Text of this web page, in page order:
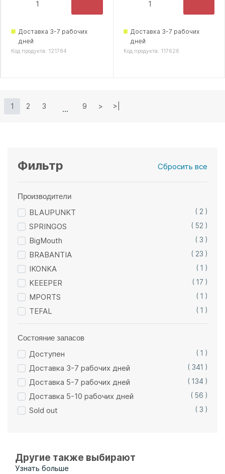
Фильтр Сбросить все
Производители
BLAUPUNKT ( 2 )
SPRINGOS ( 52 )
BigMouth ( 3 )
BRABANTIA ( 23 )
IKONKA ( 1 )
KEEEPER ( 17 )
MPORTS ( 1 )
TEFAL ( 1 )
Состояние запасов
Доступен ( 1 )
Доставка 3-7 рабочих дней ( 341 )
Доставка 5-7 рабочих дней ( 134 )
Доставка 5-10 рабочих дней ( 56 )
Sold out ( 3 )
Доставка 3-7 рабочих
дней
Код продукта: 121784
Доставка 3-7 рабочих
дней
Код продукта: 117626
1 2 3 9 > >|
Другие также выбирают
Узнать больше